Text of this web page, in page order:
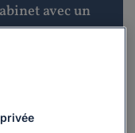
avec un